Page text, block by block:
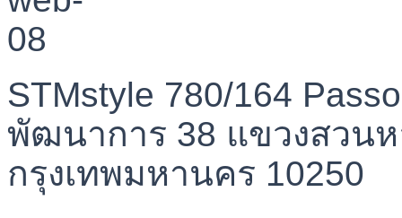
STMstyle 780/164
พัฒนาการ 38 แขวงสวน
กรุงเทพมหานคร 10250